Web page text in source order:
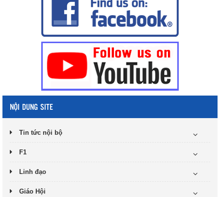
NỘI DUNG SITE
Tin tức nội bộ
F1
Linh đạo
Giáo Hội